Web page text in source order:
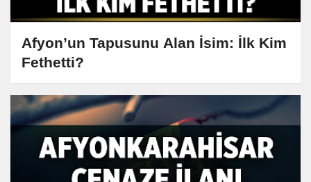
Afyon’un Tapusunu Alan İsim: İlk Kim
Fethetti?